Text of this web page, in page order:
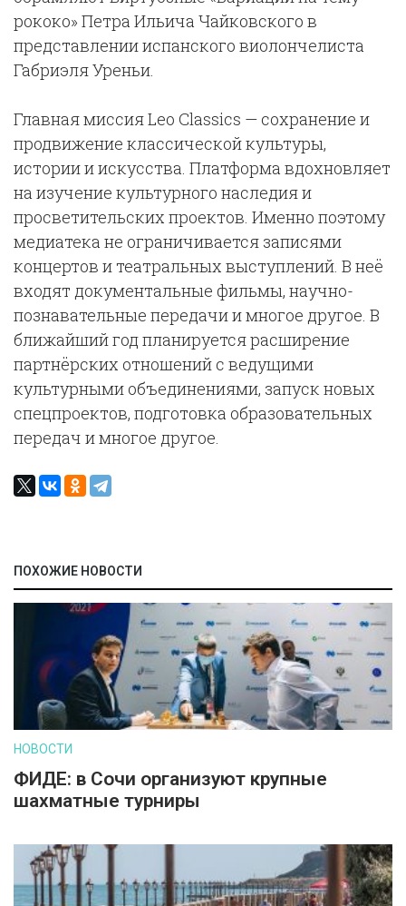
рококо» Петра Ильича Чайковского в
представлении испанского виолончелиста
Габриэля Уреньи.
Главная миссия Leo Classics — сохранение и
продвижение классической культуры,
истории и искусства. Платформа вдохновляет
на изучение культурного наследия и
просветительских проектов. Именно поэтому
медиатека не ограничивается записями
концертов и театральных выступлений. В неё
входят документальные фильмы, научно-
познавательные передачи и многое другое. В
ближайший год планируется расширение
партнёрских отношений с ведущими
культурными объединениями, запуск новых
спецпроектов, подготовка образовательных
передач и многое другое.
ПОХОЖИЕ НОВОСТИ
НОВОСТИ
ФИДЕ: в Сочи организуют крупные
шахматные турниры